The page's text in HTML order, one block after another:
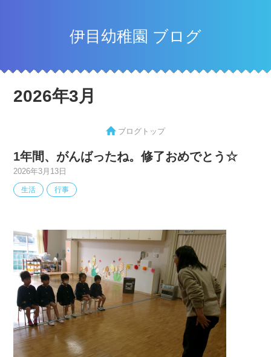
伊目幼稚園 ブログ
2026年3月
ブログトップ
1年間、がんばったね。修了おめでとう☆
2026年3月13日
生活 行事